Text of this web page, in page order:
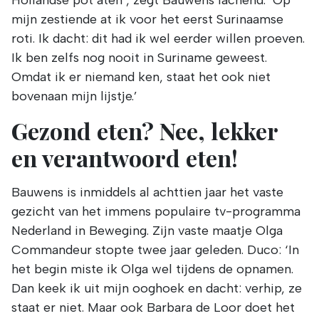
mijn zestiende at ik voor het eerst Surinaamse
roti. Ik dacht: dit had ik wel eerder willen proeven.
Ik ben zelfs nog nooit in Suriname geweest.
Omdat ik er niemand ken, staat het ook niet
bovenaan mijn lijstje.’
Gezond eten? Nee, lekker
en verantwoord eten!
Bauwens is inmiddels al achttien jaar het vaste
gezicht van het immens populaire tv-programma
Nederland in Beweging. Zijn vaste maatje Olga
Commandeur stopte twee jaar geleden. Duco: ‘In
het begin miste ik Olga wel tijdens de opnamen.
Dan keek ik uit mijn ooghoek en dacht: verhip, ze
staat er niet. Maar ook Barbara de Loor doet het